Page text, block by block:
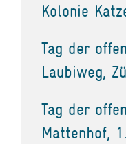
Kolonie
Tag der
Laubiweg,
Tag der
Mattenhof,